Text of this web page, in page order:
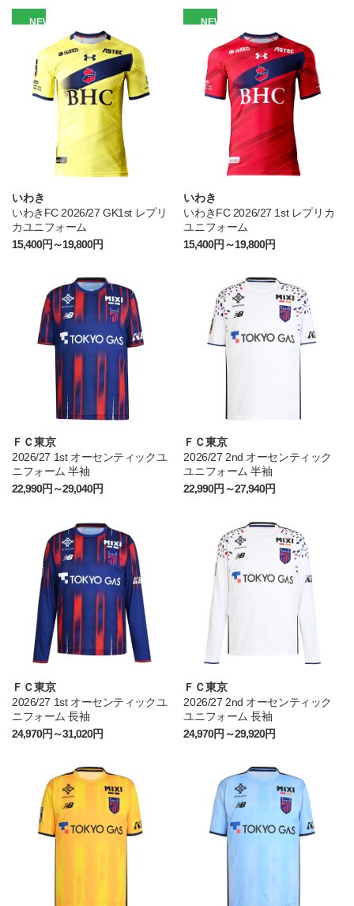
NEW
いわき
いわきFC 2026/27 GK1st レプリ
カユニフォーム
15,400円～19,800円
NEW
いわき
いわきFC 2026/27 1st レプリカ
ユニフォーム
15,400円～19,800円
ＦＣ東京
2026/27 1st オーセンティックユ
ニフォーム 半袖
22,990円～29,040円
ＦＣ東京
2026/27 2nd オーセンティック
ユニフォーム 半袖
22,990円～27,940円
ＦＣ東京
2026/27 1st オーセンティックユ
ニフォーム 長袖
24,970円～31,020円
ＦＣ東京
2026/27 2nd オーセンティック
ユニフォーム 長袖
24,970円～29,920円